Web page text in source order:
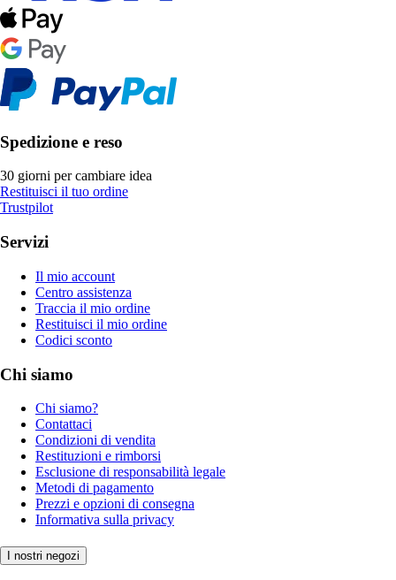
Spedizione e reso
30 giorni per cambiare idea
Restituisci il tuo ordine
Trustpilot
Servizi
Il mio account
Centro assistenza
Traccia il mio ordine
Restituisci il mio ordine
Codici sconto
Chi siamo
Chi siamo?
Contattaci
Condizioni di vendita
Restituzioni e rimborsi
Esclusione di responsabilità legale
Metodi di pagamento
Prezzi e opzioni di consegna
Informativa sulla privacy
I nostri negozi